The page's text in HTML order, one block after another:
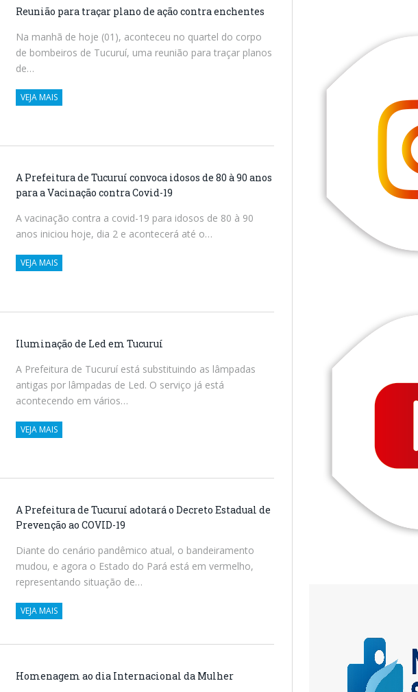
Reunião para traçar plano de ação contra enchentes
Na manhã de hoje (01), aconteceu no quartel do corpo
de bombeiros de Tucuruí, uma reunião para traçar planos
de…
VEJA MAIS
A Prefeitura de Tucuruí convoca idosos de 80 à 90 anos
para a Vacinação contra Covid-19
A vacinação contra a covid-19 para idosos de 80 à 90
anos iniciou hoje, dia 2 e acontecerá até o…
VEJA MAIS
Iluminação de Led em Tucuruí
A Prefeitura de Tucuruí está substituindo as lâmpadas
antigas por lâmpadas de Led. O serviço já está
acontecendo em vários…
VEJA MAIS
A Prefeitura de Tucuruí adotará o Decreto Estadual de
Prevenção ao COVID-19
Diante do cenário pandêmico atual, o bandeiramento
mudou, e agora o Estado do Pará está em vermelho,
representando situação de…
VEJA MAIS
Homenagem ao dia Internacional da Mulher